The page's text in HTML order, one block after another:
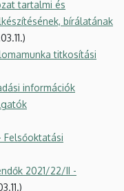
tartalmi és
bírálatának
titkosítási
információk
2021/22/II -